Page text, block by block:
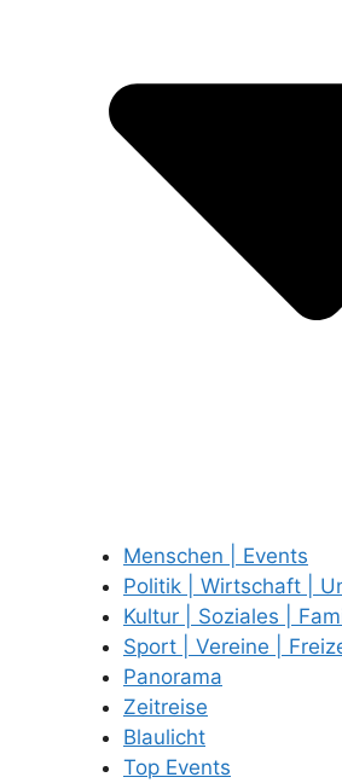
Menschen | Events
Politik | Wirtschaft |
Kultur | Soziales |
Sport | Vereine |
Panorama
Zeitreise
Blaulicht
Top Events